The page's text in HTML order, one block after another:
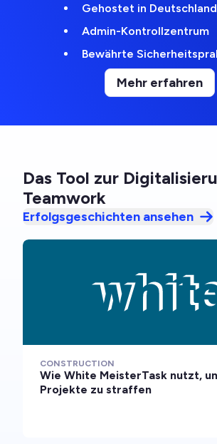
Gehostet in Deutschland
Admin-Kontrollzentrum
Bewährte
Mehr erfahren
Das Tool zur
Teamwork
Erfolgsgeschichten ansehen
CONSTRUCTION
Wie White MeisterTask nutzt,
Projekte zu straffen